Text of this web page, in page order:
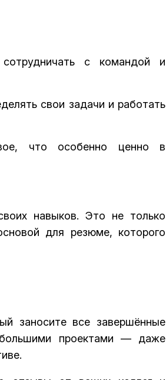
с командой и
свои задачи и работать
что особенно ценно в
навыков. Это не только
для резюме, которого
заносите все завершённые
большими проектами — даже